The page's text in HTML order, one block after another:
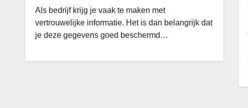
Als bedrijf krijg je vaak te maken met
vertrouwelijke informatie. Het is dan belangrijk dat
je deze gegevens goed beschermd…